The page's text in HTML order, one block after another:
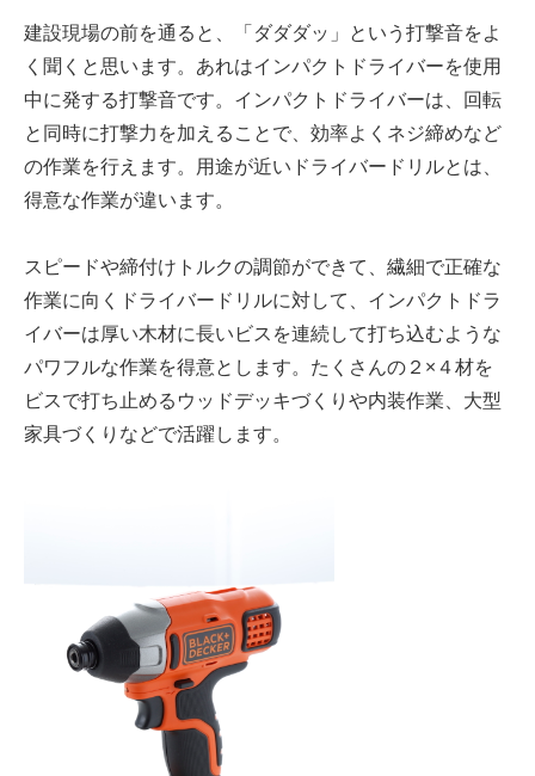
建設現場の前を通ると、「ダダダッ」という打撃音をよ
く聞くと思います。あれはインパクトドライバーを使用
中に発する打撃音です。インパクトドライバーは、回転
と同時に打撃力を加えることで、効率よくネジ締めなど
の作業を行えます。用途が近いドライバードリルとは、
得意な作業が違います。
スピードや締付けトルクの調節ができて、繊細で正確な
作業に向くドライバードリルに対して、インパクトドラ
イバーは厚い木材に長いビスを連続して打ち込むような
パワフルな作業を得意とします。たくさんの２×４材を
ビスで打ち止めるウッドデッキづくりや内装作業、大型
家具づくりなどで活躍します。